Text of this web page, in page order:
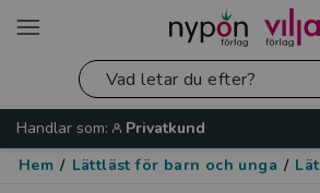
Handlar som:
Privatkund
Hem / Lättläst för barn och unga /